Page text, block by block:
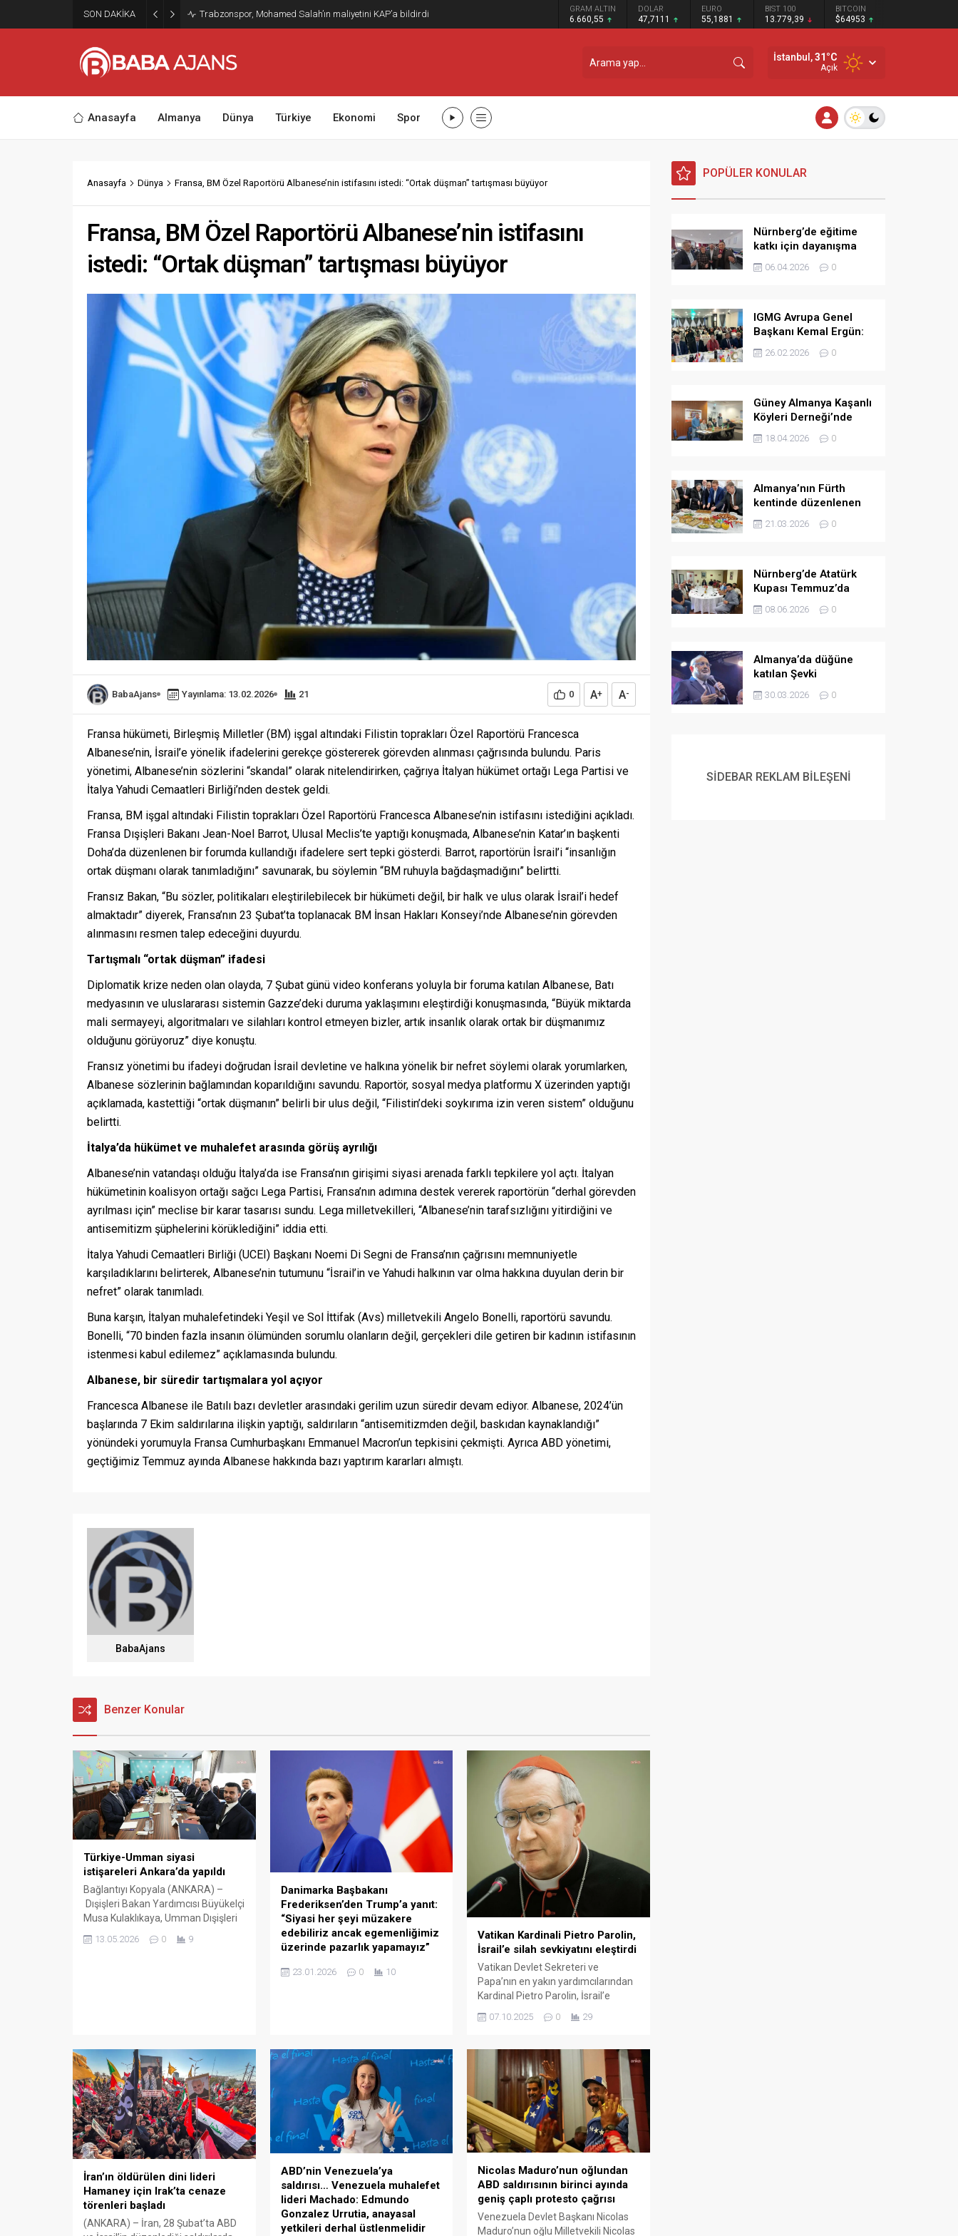
SON DAKİKA Trabzonspor, Mohamed Salah’ın maliyetini KAP’a bildirdi GRAM ALTIN
6.660,55
DOLAR
47,7111
EURO
55,1881
BIST 100
13.779,39
BITCOIN
$64953
İstanbul,31°C
Açık
Anasayfa Almanya Dünya Türkiye Ekonomi Spor
Anasayfa Dünya Fransa, BM Özel Raportörü Albanese’nin istifasını istedi: “Ortak düşman” tartışması büyüyor
Fransa, BM Özel Raportörü Albanese’nin istifasını
istedi: “Ortak düşman” tartışması büyüyor
BabaAjans Yayınlama: 13.02.2026 21 0 A+ A-
Fransa hükümeti, Birleşmiş Milletler (BM) işgal altındaki Filistin toprakları Özel Raportörü Francesca
Albanese’nin, İsrail’e yönelik ifadelerini gerekçe göstererek görevden alınması çağrısında bulundu. Paris
yönetimi, Albanese’nin sözlerini “skandal” olarak nitelendirirken, çağrıya İtalyan hükümet ortağı Lega Partisi ve
İtalya Yahudi Cemaatleri Birliği’nden destek geldi.
Fransa, BM işgal altındaki Filistin toprakları Özel Raportörü Francesca Albanese’nin istifasını istediğini açıkladı.
Fransa Dışişleri Bakanı Jean-Noel Barrot, Ulusal Meclis’te yaptığı konuşmada, Albanese’nin Katar’ın başkenti
Doha’da düzenlenen bir forumda kullandığı ifadelere sert tepki gösterdi. Barrot, raportörün İsrail’i “insanlığın
ortak düşmanı olarak tanımladığını” savunarak, bu söylemin “BM ruhuyla bağdaşmadığını” belirtti.
Fransız Bakan, “Bu sözler, politikaları eleştirilebilecek bir hükümeti değil, bir halk ve ulus olarak İsrail’i hedef
almaktadır” diyerek, Fransa’nın 23 Şubat’ta toplanacak BM İnsan Hakları Konseyi’nde Albanese’nin görevden
alınmasını resmen talep edeceğini duyurdu.
Tartışmalı “ortak düşman” ifadesi
Diplomatik krize neden olan olayda, 7 Şubat günü video konferans yoluyla bir foruma katılan Albanese, Batı
medyasının ve uluslararası sistemin Gazze’deki duruma yaklaşımını eleştirdiği konuşmasında, “Büyük miktarda
mali sermayeyi, algoritmaları ve silahları kontrol etmeyen bizler, artık insanlık olarak ortak bir düşmanımız
olduğunu görüyoruz” diye konuştu.
Fransız yönetimi bu ifadeyi doğrudan İsrail devletine ve halkına yönelik bir nefret söylemi olarak yorumlarken,
Albanese sözlerinin bağlamından koparıldığını savundu. Raportör, sosyal medya platformu X üzerinden yaptığı
açıklamada, kastettiği “ortak düşmanın” belirli bir ulus değil, “Filistin’deki soykırıma izin veren sistem” olduğunu
belirtti.
İtalya’da hükümet ve muhalefet arasında görüş ayrılığı
Albanese’nin vatandaşı olduğu İtalya’da ise Fransa’nın girişimi siyasi arenada farklı tepkilere yol açtı. İtalyan
hükümetinin koalisyon ortağı sağcı Lega Partisi, Fransa’nın adımına destek vererek raportörün “derhal görevden
ayrılması için” meclise bir karar tasarısı sundu. Lega milletvekilleri, “Albanese’nin tarafsızlığını yitirdiğini ve
antisemitizm şüphelerini körüklediğini” iddia etti.
İtalya Yahudi Cemaatleri Birliği (UCEI) Başkanı Noemi Di Segni de Fransa’nın çağrısını memnuniyetle
karşıladıklarını belirterek, Albanese’nin tutumunu “İsrail’in ve Yahudi halkının var olma hakkına duyulan derin bir
nefret” olarak tanımladı.
Buna karşın, İtalyan muhalefetindeki Yeşil ve Sol İttifak (Avs) milletvekili Angelo Bonelli, raportörü savundu.
Bonelli, “70 binden fazla insanın ölümünden sorumlu olanların değil, gerçekleri dile getiren bir kadının istifasının
istenmesi kabul edilemez” açıklamasında bulundu.
Albanese, bir süredir tartışmalara yol açıyor
Francesca Albanese ile Batılı bazı devletler arasındaki gerilim uzun süredir devam ediyor. Albanese, 2024’ün
başlarında 7 Ekim saldırılarına ilişkin yaptığı, saldırıların “antisemitizmden değil, baskıdan kaynaklandığı”
yönündeki yorumuyla Fransa Cumhurbaşkanı Emmanuel Macron’un tepkisini çekmişti. Ayrıca ABD yönetimi,
geçtiğimiz Temmuz ayında Albanese hakkında bazı yaptırım kararları almıştı.
BabaAjans
Benzer Konular
Türkiye-Umman siyasi
istişareleri Ankara’da yapıldı
Bağlantıyı Kopyala (ANKARA) –
Dışişleri Bakan Yardımcısı Büyükelçi
Musa Kulaklıkaya, Umman Dışişleri
Bakanlığı Siyasi İşlerden Sorumlu
Müsteşarı Şeyh Khalifa Alharthy ile
Bakanlığı Siyasi İşlerden Sorumlu
Müsteşarı Şeyh Khalifa Alharthy ile
Ankara’da düzenlenen Türkiye-
Umman Siyasi İstişareleri’ne...
13.05.2026 0 9
Danimarka Başbakanı
Frederiksen’den Trump’a yanıt:
“Siyasi her şeyi müzakere
edebiliriz ancak egemenliğimiz
üzerinde pazarlık yapamayız”
Frederiksen, ABD Başkanı Donald
savunma sistemi projesi üzerinde
görüşmelere hazır olduklarını
duyurdu. Frederiksen, “Arktik
güvenliği konusunda iş birliğine açık
olduklarını, ancak Danimarka’nın
egemenlik haklarının müzakere
edilemeyeceğini” belirtti. Danimarka
Başbakanı Mette Frederiksen, ABD
Başkanı Donald Trump ve...
23.01.2026 0 10
Vatikan Kardinali Pietro Parolin,
İsrail’e silah sevkiyatını eleştirdi
Vatikan Devlet Sekreteri ve
Papa’nın en yakın yardımcılarından
Kardinal Pietro Parolin, İsrail’e
sevkiyatına değinirken, “sivillerin
zararına kullanılabilecek silah
konusunda ciddi sorular
bulunduğunu” belirtti. Parolin,
Vatikan’ın resmi yayın organı
Osservatore Romano’ya verdiği
demeçte, Gazze’de yaşananlara
değinirken, sivillerin zararına
kullanılabilecek silah sevkiyatlarının
meşruiyeti konusunda ciddi sorular
bulunduğunu belirtti. Parolin,
“Elbette saldırıya uğrayanın...
07.10.2025 0 29
İran’ın öldürülen dini lideri
Hamaney için Irak’ta cenaze
törenleri başladı
(ANKARA) – İran, 28 Şubat’ta ABD
ABD’nin Venezuela’ya
saldırısı… Venezuela muhalefet
lideri Machado: Edmundo
Gonzalez Urrutia, anayasal
yetkileri derhal üstlenmelidir
Nicolas Maduro’nun oğlundan
ABD saldırısının birinci ayında
geniş çaplı protesto çağrısı
Venezuela Devlet Başkanı Nicolas
Maduro’nun oğlu Milletvekili Nicolas
POPÜLER KONULAR
Nürnberg’de eğitime
katkı için dayanışma
kahvaltısı
06.04.2026 0
IGMG Avrupa Genel
Başkanı Kemal Ergün:
Müslümanlara yönelik
ön yargılar arttı.
26.02.2026 0
Güney Almanya Kaşanlı
Köyleri Derneği’nde
yeni yönetim belirlendi
18.04.2026 0
Almanya’nın Fürth
kentinde düzenlenen
bayramlaşma
programında birlik ve
21.03.2026 0
Nürnberg’de Atatürk
Kupası Temmuz’da
düzenlenecek
08.06.2026 0
Almanya’da düğüne
katılan Şevki
Yılmaz’dan gençlere
evlilik çağrısı:
30.03.2026 0
SİDEBAR REKLAM BİLEŞENİ